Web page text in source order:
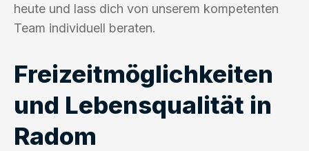
heute und lass dich von unserem kompetenten
Team individuell beraten.
Freizeitmöglichkeiten
und Lebensqualität in
Radom